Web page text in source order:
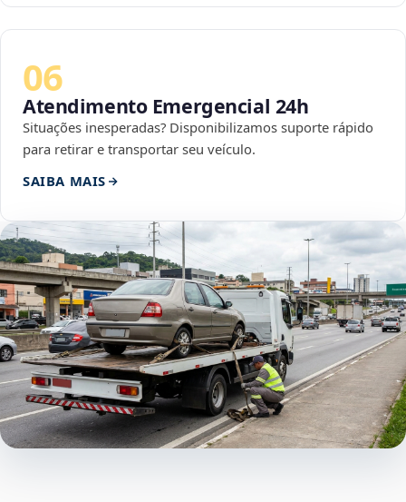
06
Atendimento Emergencial 24h
Situações inesperadas? Disponibilizamos suporte rápido
para retirar e transportar seu veículo.
SAIBA MAIS